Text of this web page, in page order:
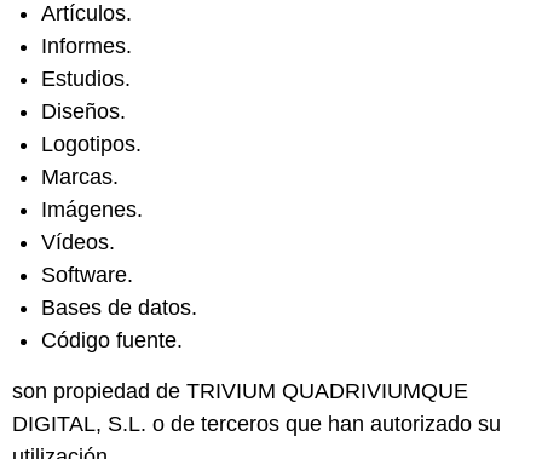
Artículos.
Informes.
Estudios.
Diseños.
Logotipos.
Marcas.
Imágenes.
Vídeos.
Software.
Bases de datos.
Código fuente.
son propiedad de TRIVIUM QUADRIVIUMQUE
DIGITAL, S.L. o de terceros que han autorizado su